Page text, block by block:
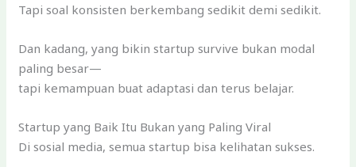
Tapi soal konsisten berkembang sedikit demi sedikit.
Dan kadang, yang bikin startup survive bukan modal
paling besar—
tapi kemampuan buat adaptasi dan terus belajar.
Startup yang Baik Itu Bukan yang Paling Viral
Di sosial media, semua startup bisa kelihatan sukses.